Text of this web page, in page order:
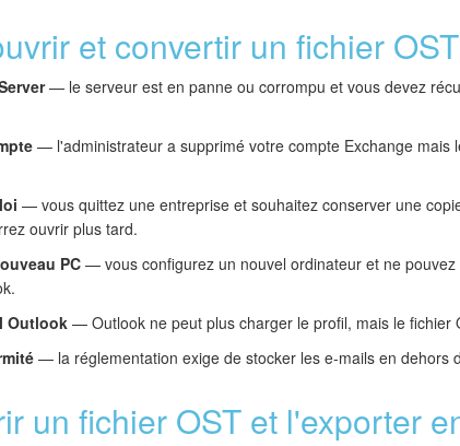
et convertir un fichier
— le serveur est en panne ou corrompu et vous devez
— l'administrateur a supprimé votre compte Exchange mais
— vous quittez une entreprise et souhaitez conserver une
ouvrir plus tard.
PC— vous configurez un nouvel ordinateur et ne
Outlook — Outlook ne peut plus charger le profil, mais le fichier
— la réglementation exige de stocker les e-mails en dehors
un fichier OST et l'exporter